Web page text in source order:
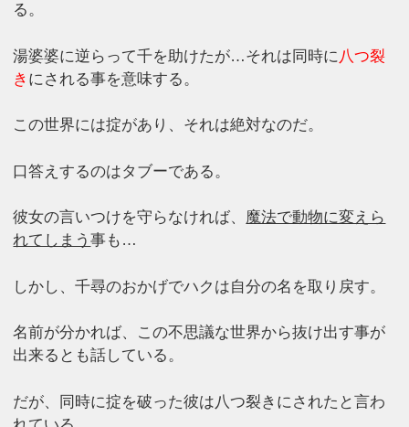
る。
湯婆婆に逆らって千を助けたが…それは同時に八つ裂
き にされる事を意味する。
この世界には掟があり、それは絶対なのだ。
口答えするのはタブーである。
彼女の言いつけを守らなければ、 魔法で動物に変えら
れてしまう事も…
しかし、千尋のおかげでハクは自分の名を取り戻す。
名前が分かれば、この不思議な世界から抜け出す事が
出来るとも話している。
だが、同時に掟を破った彼は八つ裂きにされたと言わ